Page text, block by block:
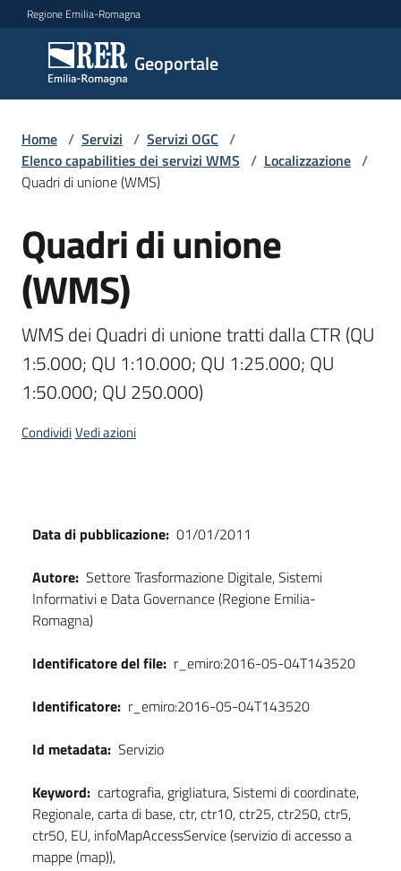
Vai al contenuto
Vai alla navigazione
Vai al footer
Regione Emilia-Romagna
Geoportale
Geoportale
Catalogo
dati,
servizi
Visualizza
on-
line
Scarica
Approfondimenti
cartografico
Seguici
su
Home / Servizi / Servizi OGC /
Elenco capabilities dei servizi WMS / Localizzazione /
Quadri di unione (WMS)
Salta al contenuto
Quadri di unione
(WMS)
WMS dei Quadri di unione tratti dalla CTR (QU
1:5.000; QU 1:10.000; QU 1:25.000; QU
1:50.000; QU 250.000)
CondividiVedi azioni
Dati
Data di pubblicazione: 01/01/2011
Autore: Settore Trasformazione Digitale, Sistemi
Informativi e Data Governance (Regione Emilia-
Romagna)
Identificatore del file: r_emiro:2016-05-04T143520
Identificatore: r_emiro:2016-05-04T143520
Id metadata: Servizio
Keyword: cartografia, grigliatura, Sistemi di coordinate,
Regionale, carta di base, ctr, ctr10, ctr25, ctr250, ctr5,
ctr50, EU, infoMapAccessService (servizio di accesso a
mappe (map)),